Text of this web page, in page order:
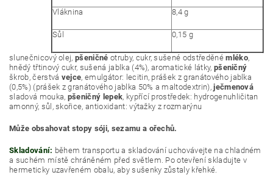
Vláknina 8,4 g
Sůl 0,15 g
slunečnicový olej,pšeničné otruby, cukr, sušené odstředěnémléko,
hnědý třtinový cukr, sušená jablka (4%), aromatické látky, pšeničný
škrob, čerstvá vejce, emulgátor: lecitin, prášek z granátového jablka
(0,5%) (prášek z granátového jablka 50% a maltodextrin),ječmenová
sladová mouka, pšeničný lepek, kypřící prostředek: hydrogenuhličitan
amonný, sůl, skořice, antioxidant: výtažky z rozmarýnu
Může obsahovat stopy sóji, sezamu a ořechů.
Skladování: během transportu a skladování uchovávejte na chladném
a suchém místě chráněném před světlem. Po otevření skladujte v
hermeticky uzavřeném obalu, aby sušenky zůstaly křehké.